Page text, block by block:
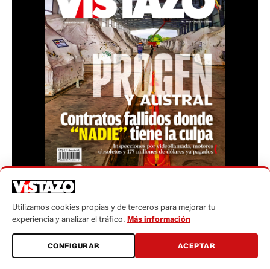
Dirección: Aguirre 734 y Boyacá | Email:
Prohibida la reproducción total, parcial y traducción a
Utilizamos cookies propias y de terceros para mejorar tu
experiencia y analizar el tráfico. Más información
CONFIGURAR ACEPTAR